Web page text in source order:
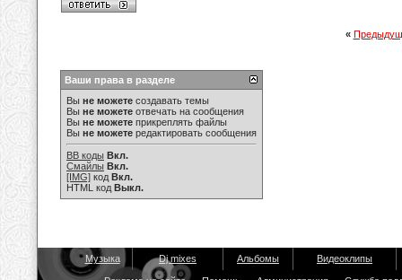
«
Ваши права в разделе
Вы не можете создавать темы
Вы не можете отвечать на сообщения
Вы не можете прикреплять файлы
Вы не можете редактировать сообщения
BB коды Вкл.
Смайлы Вкл.
[IMG] код Вкл.
HTML код Выкл.
Музыка Dj mixes Альбомы Видеоклипы